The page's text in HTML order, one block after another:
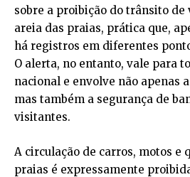
sobre a proibição do trânsito de
areia das praias, prática que,
há registros em diferentes
O alerta, no entanto, vale para
nacional e envolve não apenas
mas também a segurança de
visitantes.
A circulação de carros, motos e
praias é expressamente